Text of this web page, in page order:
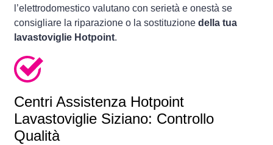
l’elettrodomestico valutano con serietà e onestà se
consigliare la riparazione o la sostituzione della tua
lavastoviglie Hotpoint.
Centri Assistenza Hotpoint
Lavastoviglie Siziano: Controllo
Qualità